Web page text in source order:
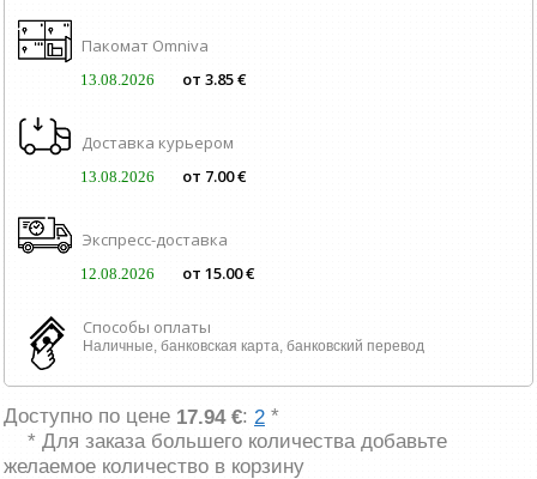
Пакомат Omniva
13.08.2026 от 3.85 €
Доставка курьером
13.08.2026 от 7.00 €
Экспресс-доставка
12.08.2026 от 15.00 €
Способы оплаты
Наличные, банковская карта, банковский перевод
Доступно по цене 17.94 €: 2 *
* Для заказа большего количества добавьте
желаемое количество в корзину